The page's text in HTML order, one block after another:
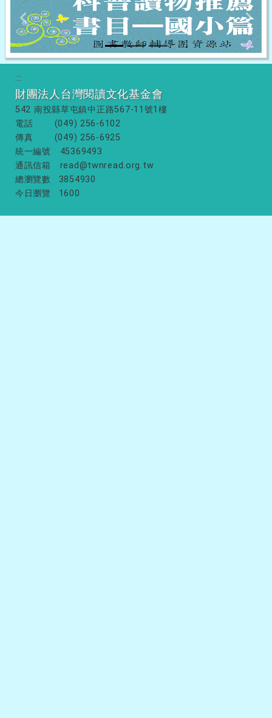
Previous Next
:::
財團法人台灣閱讀文化基金會
542 南投縣草屯鎮中正路567-11號1樓
電話
(049) 256-6102
傳真
(049) 256-6925
統一編號
45369493
通訊信箱
read@twnread.org.tw
總瀏覽數
3854930
今日瀏覽
1600